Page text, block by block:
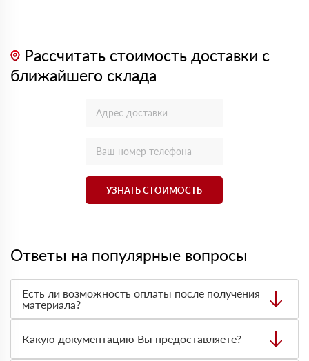
Рассчитать стоимость доставки с
ближайшего склада
УЗНАТЬ СТОИМОСТЬ
Ответы на популярные вопросы
Есть ли возможность оплаты после получения
материала?
оплата по факту получения товара. При этом, если
доставленный товар был ненадлежащего качества, то
Какую документацию Вы предоставляете?